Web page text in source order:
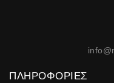
ΠΛΗΡΟΦΟΡΊΕΣ